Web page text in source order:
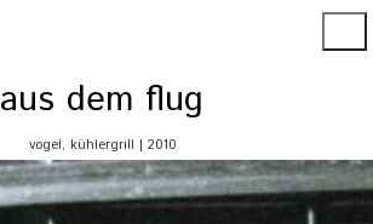
aus dem flug
vogel, kühlergrill | 2010